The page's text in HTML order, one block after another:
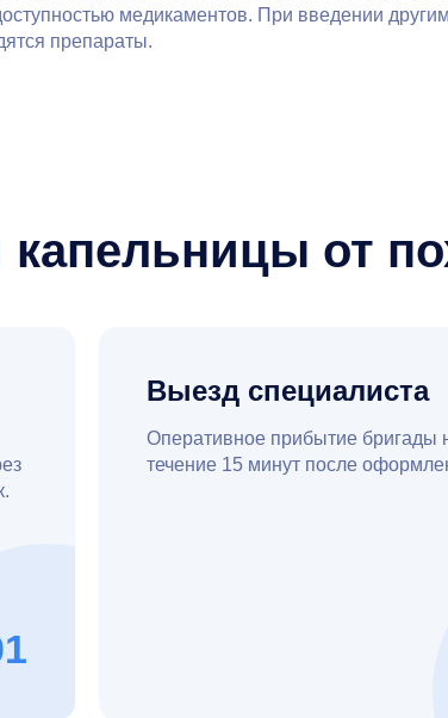
медикаментов. При введении
препараты.
капельницы от
Выезд специалиста
Оперативное прибытие бригады
течение 15 минут после